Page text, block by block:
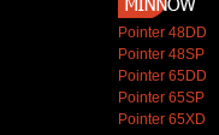
Pointer 48DD
Pointer 48SP
Pointer 65DD
Pointer 65SP
Pointer 65XD